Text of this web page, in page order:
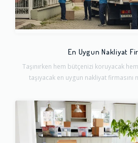
En Uygun Nakliyat
Taşınırken hem bütçenizi koruyacak
taşıyacak en uygun nakliyat